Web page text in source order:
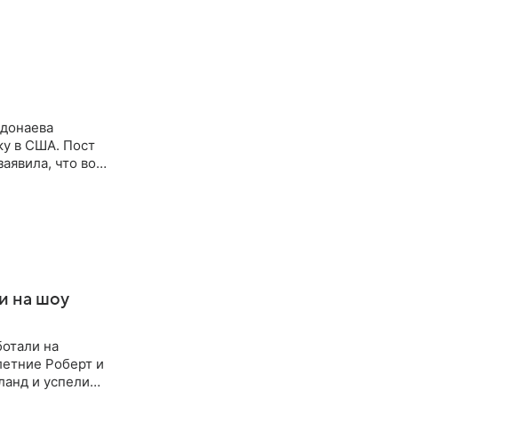
в США. Пост
что во
на шоу
на
Роберт и
и успели